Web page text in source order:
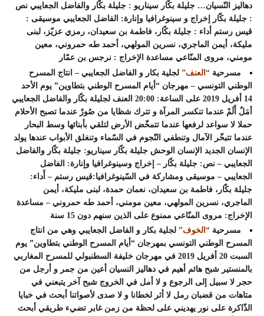
دهاليز النّسيان… جليلة بكّار سيناريو : جليلة بكّار والفاضل الجعايبي نص
: جليلة بكّار إخراج و سينوغرافيا وإنارة: الفاضل الجعايبي موسيقى :
قيس رستم أداء : جليلة بكّار، فاطمة بن سعيدان، رمزي عزيّز، لبنى
مليكة، أيمن الماجري، نسرين المولهي، أحمد طه حمروني، معين
مومني، مروى المنّاعي مساعدة الإخراج : نرجس بن عمّار
مسرحية “العنف” لجلية بكار و الفاضل الجعايبي – انتاج المسرح
الوطني التونسي – مهرجان “أيام المسرح الوطني بتطاوين” يوم الأحد
14 أفريل 2019 على الساعة: 20:00 العنف لجليلة بكّار والفاضل الجعايبي
أمَلٌ أَلَمْ عندما تنكسر المرآة و تترك شظايا من صُورْ عندما تصبح الأحلام
حملا لا سواعد لرفعها عندما تتمخّض الأرض لتلقي بأبنائها وسط البحار
عندما تتبخّر الآمال وتنطفي النّجوم في السّماء وتنغلق الأبواب عندها يولد
الإنسان الجديد الإنسان الوحش جليلة بكّار سيناريو: جليلة بكّار والفاضل
الجعايبي – نص: جليلة بكّار – إخراج وسينوغرافيا وإنارة: الفاضل
الجعايبي – موسيقى ومشاركة في السّينوغرافيا:قيس رستم – أَداء:
جليلة بكّار، فاطمة بن سعيدان، نعمان حمدة، لبنى مليكة، أيمن
الماجري، نسرين المولهي، معين مومني، أحمد طه حمروني – مساعدة
الإخراج: مروى المنّاعي ممنوع على الذين سنهم دون 15 سنة
مسرحية “الخوف” لجلية بكار و الفاضل الجعايبي وهي من انتاج
المسرح الوطني التونسي بمهرجان “أيام المسرح الوطني بتطاوين” يوم
السبت 20 أفريل 2019 في مهرجان خليفة السطنبولي للمسرح المغاربي
بالمنستير شبح هائم أهيم في دهاليز النسيان أعين من جمر و أرجل من
حجر لا سبيل إلى الرجوع و لا أمل في الخروج شبح آخر يتبعني في
متاهات من قضبان رمل لا أثر لخطانا و لا صدى لأصواتنا أبحث في خبايا
الذّاكرة على نور يهديني على لحظة من زمن غابر تضيء طريقي أبحث